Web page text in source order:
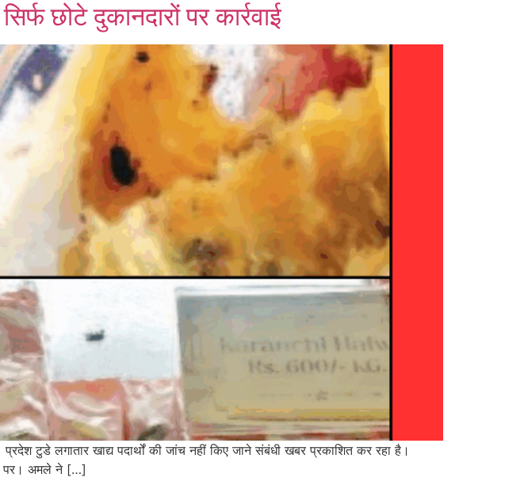
छोटे दुकानदारों पर कार्रवाई
टुडे लगातार खाद्य पदार्थों की जांच नहीं किए जाने संबंधी खबर प्रकाशित कर रहा है।
पर। अमले ने […]